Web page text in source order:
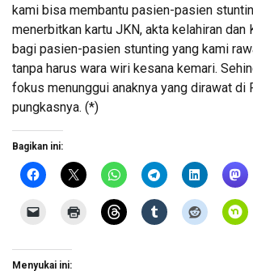
kami bisa membantu pasien-pasien
menerbitkan kartu JKN, akta kelahiran dan
bagi pasien-pasien stunting yang kami
tanpa harus wara wiri kesana kemari.
fokus menunggui anaknya yang dirawat di
pungkasnya. (*)
Bagikan ini:
Menyukai ini: